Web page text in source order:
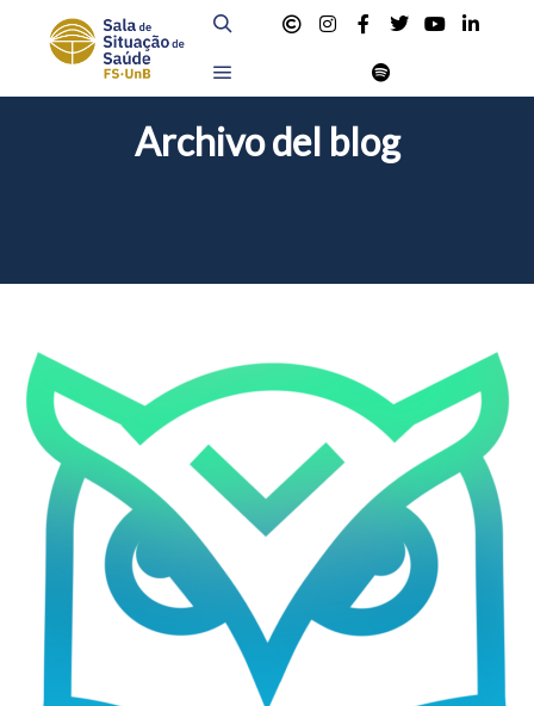
Menú principal
Archivo del blog